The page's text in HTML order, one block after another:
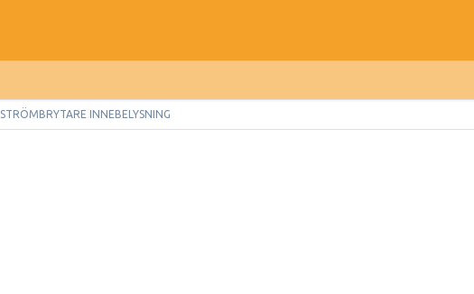
STRÖMBRYTARE INNEBELYSNING